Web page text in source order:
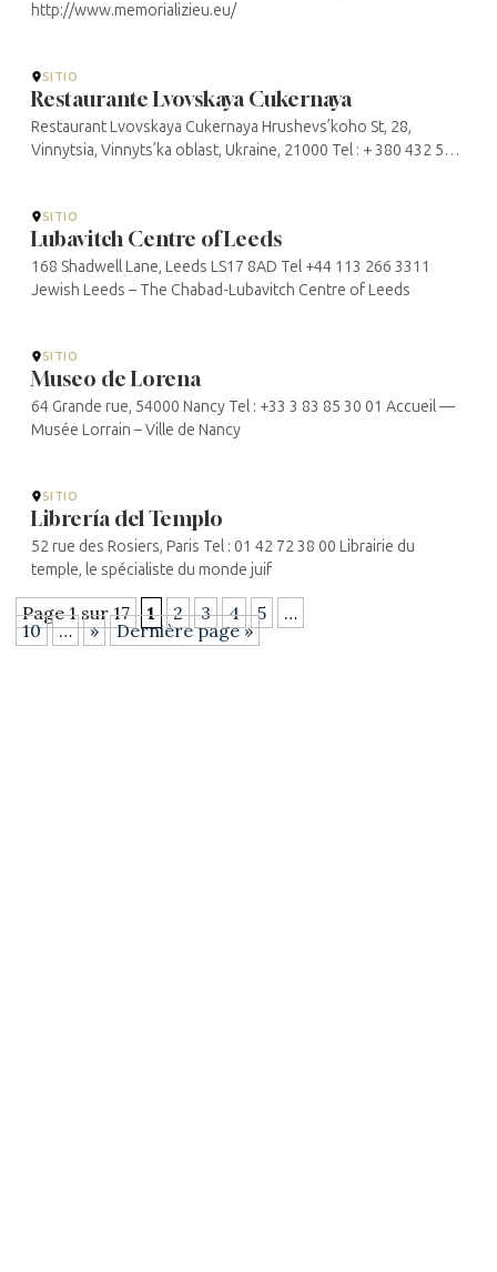
http://www.memorializieu.eu/
SITIO
Restaurante Lvovskaya Cukernaya
Restaurant Lvovskaya Cukernaya Hrushevs’koho St, 28,
Vinnytsia, Vinnyts’ka oblast, Ukraine, 21000 Tel : + 380 432 508
SITIO
Lubavitch Centre of Leeds
168 Shadwell Lane, Leeds LS17 8AD Tel +44 113 266 3311
Jewish Leeds – The Chabad-Lubavitch Centre of Leeds
SITIO
Museo de Lorena
64 Grande rue, 54000 Nancy Tel : +33 3 83 85 30 01 Accueil —
Musée Lorrain – Ville de Nancy
SITIO
Librería del Templo
52 rue des Rosiers, Paris Tel : 01 42 72 38 00 Librairie du
temple, le spécialiste du monde juif
Page 1 sur 17 1 2 3 4 5
…
10
… » Dernière page »